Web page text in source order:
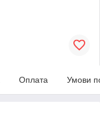
Оплата Умови